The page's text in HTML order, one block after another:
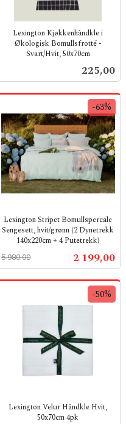
Lexington Kjøkkenhåndkle i
Økologisk Bomullsfrotté -
Svart/Hvit, 50x70cm
Pris
225,00
Lexington Stripet Bomullspercale
Sengesett, hvit/grønn (2 Dynetrekk
140x220cm + 4 Putetrekk)
Tilbud
2 199,00
5 980,00
-63%
mva.
Lexington Velur Håndkle Hvit,
50x70cm 4pk
-50%